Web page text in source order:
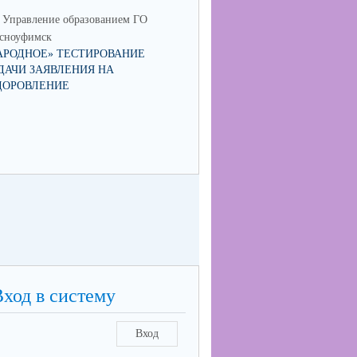
образованием ГО
ТЕСТИРОВАНИЕ
ЗАЯВЛЕНИЯ НА
в систему
Вход